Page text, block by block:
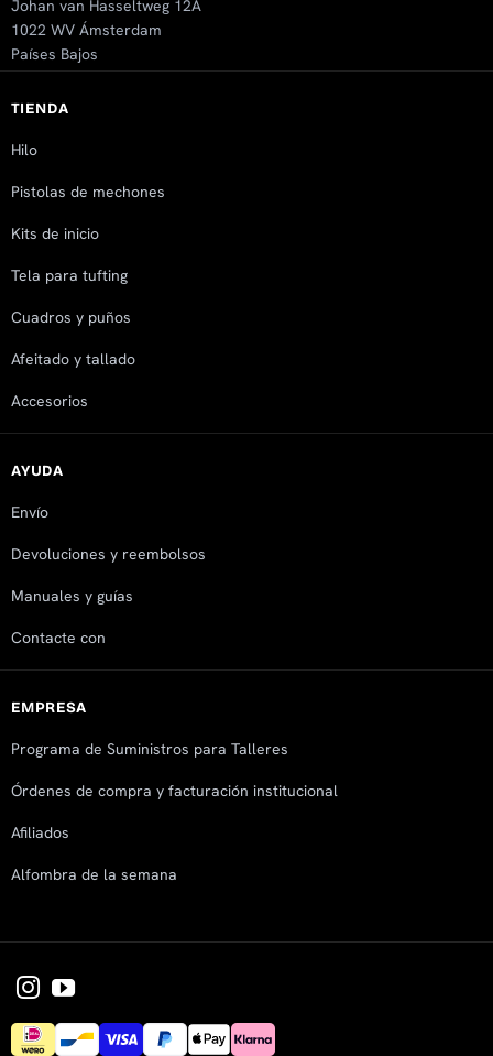
TIENDA
Hilo
Pistolas de mechones
Kits de inicio
Tela para tufting
Cuadros y puños
Afeitado y tallado
Accesorios
AYUDA
Envío
Devoluciones y reembolsos
Manuales y guías
Contacte con
EMPRESA
Programa de Suministros para Talleres
Órdenes de compra y facturación institucional
Afiliados
Alfombra de la semana
Johan van Hasseltweg 12A
1022 WV Ámsterdam
Países Bajos